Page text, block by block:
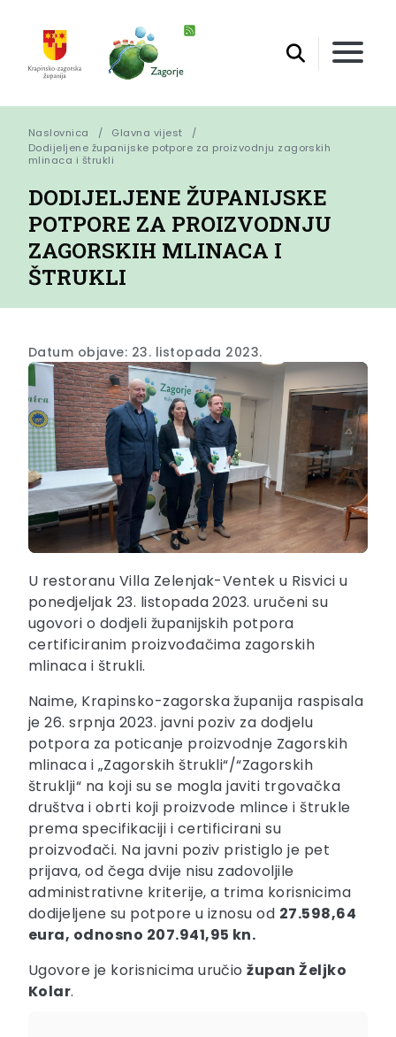
Naslovnica
Glavna vijest
Dodijeljene županijske potpore za proizvodnju zagorskih
mlinaca i štrukli
DODIJELJENE ŽUPANIJSKE
POTPORE ZA PROIZVODNJU
ZAGORSKIH MLINACA I
ŠTRUKLI
Datum objave: 23. listopada 2023.
U restoranu Villa Zelenjak-Ventek u Risvici u
ponedjeljak 23. listopada 2023. uručeni su
ugovori o dodjeli županijskih potpora
certificiranim proizvođačima zagorskih
mlinaca i štrukli.
Naime, Krapinsko-zagorska županija raspisala
je 26. srpnja 2023. javni poziv za dodjelu
potpora za poticanje proizvodnje Zagorskih
mlinaca i „Zagorskih štrukli“/“Zagorskih
štruklji“ na koji su se mogla javiti trgovačka
društva i obrti koji proizvode mlince i štrukle
prema specifikaciji i certificirani su
proizvođači. Na javni poziv pristiglo je pet
prijava, od čega dvije nisu zadovoljile
administrativne kriterije, a trima korisnicima
dodijeljene su potpore u iznosu od 27.598,64
eura, odnosno 207.941,95 kn.
Ugovore je korisnicima uručiožupan Željko
Kolar.